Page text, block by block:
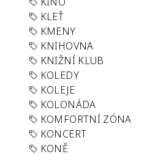
KLEŤ
KMENY
KNIHOVNA
KNIŽNÍ KLUB
KOLEDY
KOLEJE
KOLONÁDA
KOMFORTNÍ ZÓNA
KONCERT
KONĚ